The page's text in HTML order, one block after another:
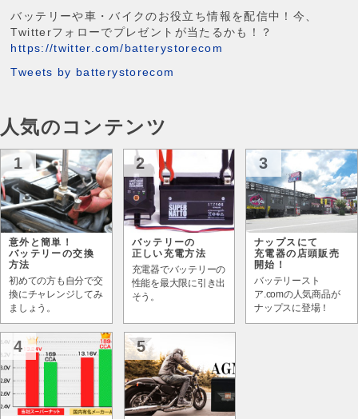
バッテリーや車・バイクのお役立ち情報を配信中！今、
Twitterフォローでプレゼントが当たるかも！？
https://twitter.com/batterystorecom
Tweets by batterystorecom
人気のコンテンツ
1
意外と簡単！
バッテリーの交換
方法
初めての方も自分で交
換にチャレンジしてみ
ましょう。
2
バッテリーの
正しい充電方法
充電器でバッテリーの
性能を最大限に引き出
そう。
3
ナップスにて
充電器の店頭販売
開始！
バッテリースト
ア.comの人気商品が
ナップスに登場！
4 5